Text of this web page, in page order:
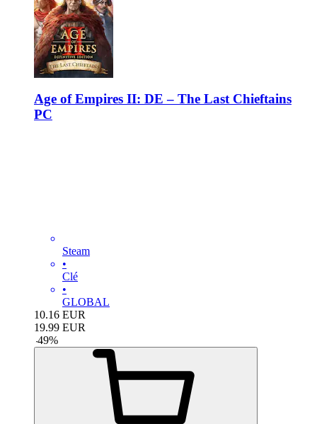
Age of Empires II: DE – The Last Chieftains
PC
Steam
•
Clé
•
GLOBAL
10.16 EUR
19.99 EUR
-49%